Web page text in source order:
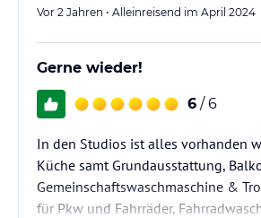
Vor 2 Jahren • Alleinreisend im April 2024
Gerne wieder!
6 / 6
In den Studios ist alles vorhanden
Küche samt Grundausstattung,
Gemeinschaftswaschmaschine &
für Pkw und Fahrräder,